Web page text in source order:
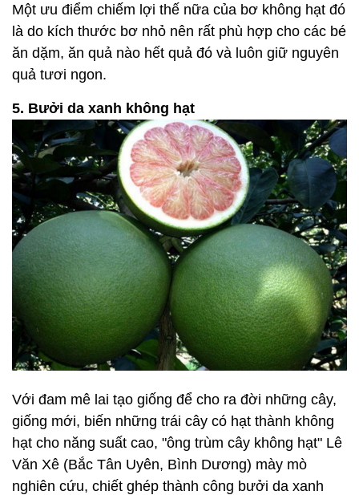
Một ưu điểm chiếm lợi thế nữa của bơ không hạt đó
là do kích thước bơ nhỏ nên rất phù hợp cho các bé
ăn dặm, ăn quả nào hết quả đó và luôn giữ nguyên
quả tươi ngon.
5. Bưởi da xanh không hạt
Với đam mê lai tạo giống để cho ra đời những cây,
giống mới, biến những trái cây có hạt thành không
hạt cho năng suất cao, "ông trùm cây không hạt" Lê
Văn Xê (Bắc Tân Uyên, Bình Dương) mày mò
nghiên cứu, chiết ghép thành công bưởi da xanh